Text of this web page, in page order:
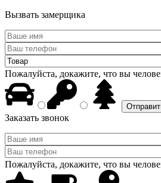
Вызвать замерщика
Пожалуйста, докажите, что вы
Заказать звонок
Пожалуйста, докажите, что вы